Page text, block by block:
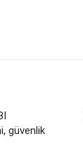
güvenlik